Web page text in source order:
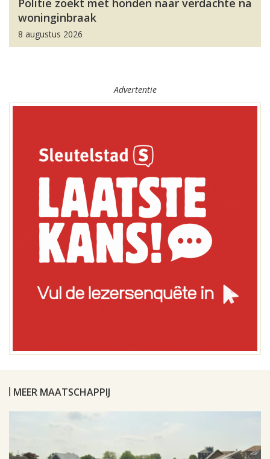
Politie zoekt met honden naar verdachte na
woninginbraak
8 augustus 2026
Advertentie
MEER MAATSCHAPPIJ